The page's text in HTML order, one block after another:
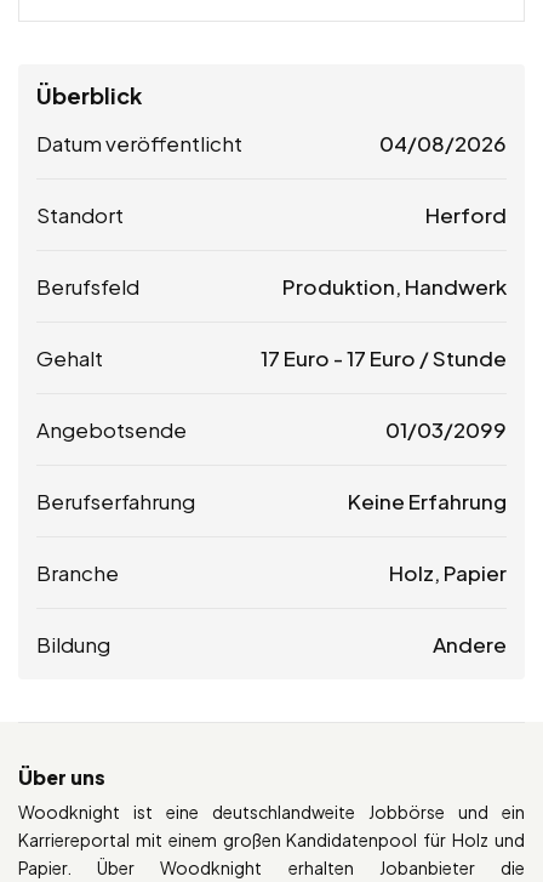
Überblick
Datum veröffentlicht 04/08/2026
Standort Herford
Berufsfeld Produktion, Handwerk
Gehalt 17 Euro -17 Euro / Stunde
Angebotsende 01/03/2099
Berufserfahrung Keine Erfahrung
Branche Holz, Papier
Bildung Andere
Über uns
Woodknight ist eine deutschlandweite Jobbörse und ein
Karriereportal mit einem großen Kandidatenpool für Holz und
Papier. Über Woodknight erhalten Jobanbieter die